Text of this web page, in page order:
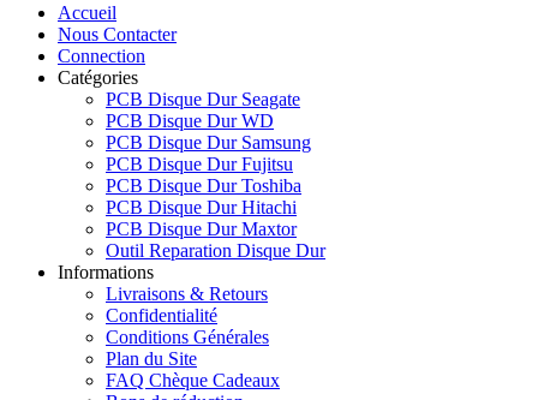
Accueil
Nous Contacter
Connection
Catégories
PCB Disque Dur Seagate
PCB Disque Dur WD
PCB Disque Dur Samsung
PCB Disque Dur Fujitsu
PCB Disque Dur Toshiba
PCB Disque Dur Hitachi
PCB Disque Dur Maxtor
Outil Reparation Disque Dur
Informations
Livraisons & Retours
Confidentialité
Conditions Générales
Plan du Site
FAQ Chèque Cadeaux